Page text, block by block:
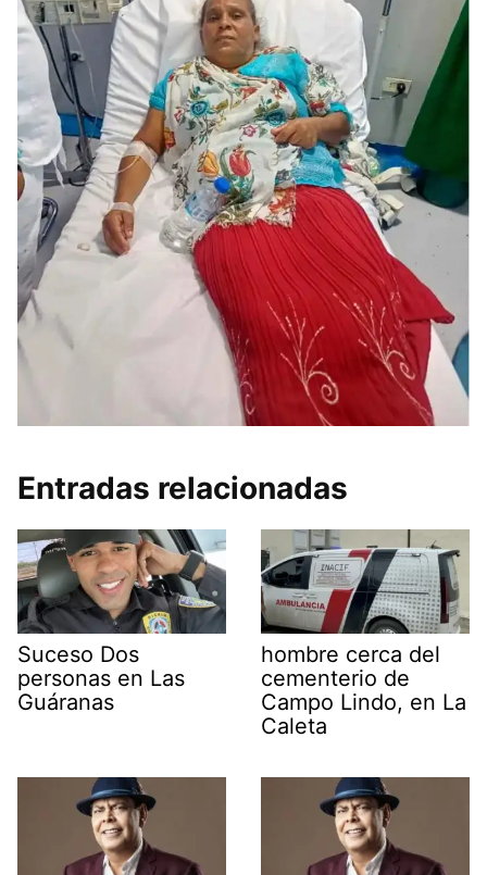
Entradas relacionadas
Suceso Dos
personas en Las
Guáranas
hombre cerca del
cementerio de
Campo Lindo, en La
Caleta